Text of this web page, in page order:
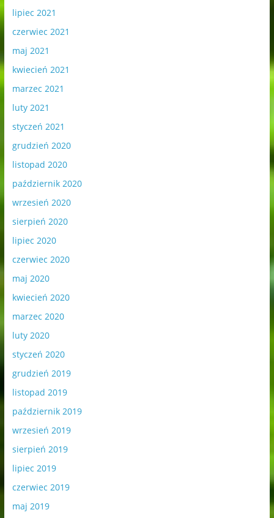
lipiec 2021
czerwiec 2021
maj 2021
kwiecień 2021
marzec 2021
luty 2021
styczeń 2021
grudzień 2020
listopad 2020
październik 2020
wrzesień 2020
sierpień 2020
lipiec 2020
czerwiec 2020
maj 2020
kwiecień 2020
marzec 2020
luty 2020
styczeń 2020
grudzień 2019
listopad 2019
październik 2019
wrzesień 2019
sierpień 2019
lipiec 2019
czerwiec 2019
maj 2019